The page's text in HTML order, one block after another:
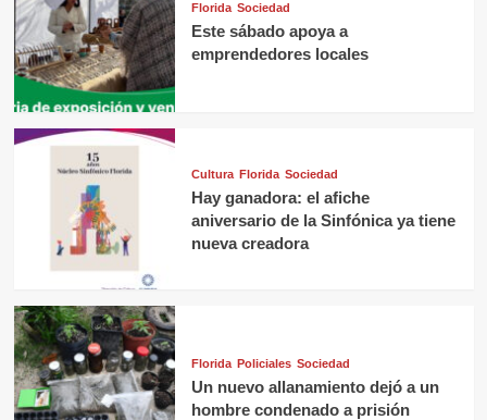
Florida Sociedad
Este sábado apoya a
emprendedores locales
Cultura Florida Sociedad
Hay ganadora: el afiche
aniversario de la Sinfónica ya tiene
nueva creadora
Florida Policiales Sociedad
Un nuevo allanamiento dejó a un
hombre condenado a prisión